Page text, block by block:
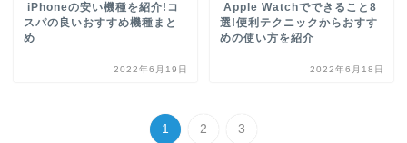
iPhoneの安い機種を紹介!コ
スパの良いおすすめ機種まと
め
2022年6月19日
Apple Watchでできること8
選!便利テクニックからおすす
めの使い方を紹介
2022年6月18日
1 2 3